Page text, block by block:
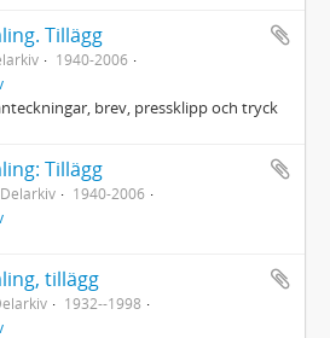
Tillägg
1940-2006
brev, pressklipp och tryck
Tillägg
Delarkiv
1940-2006
tillägg
1932--1998